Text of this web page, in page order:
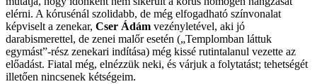
elérni. A kórusénál szolidabb, de még elfogadható színvonalat
képviselt a zenekar, Cser Ádám vezényletével, aki jó
darabismerettel, de zenei malőr esetén („Templomban láttuk
egymást”-rész zenekari indítása) még kissé rutintalanul vezette az
előadást. Fiatal még, elnézzük neki, és várjuk a folytatást; tehetségét
illetően nincsenek kétségeim.